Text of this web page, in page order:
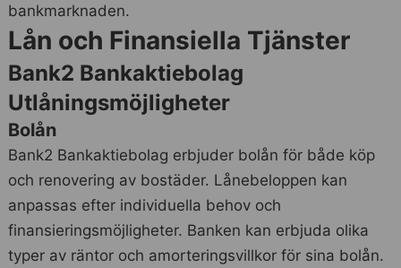
bankmarknaden.
Lån och Finansiella Tjänster
Bank2 Bankaktiebolag
Utlåningsmöjligheter
Bolån
Bank2 Bankaktiebolag erbjuder bolån för både köp
och renovering av bostäder. Lånebeloppen kan
anpassas efter individuella behov och
finansieringsmöjligheter. Banken kan erbjuda olika
typer av räntor och amorteringsvillkor för sina bolån.